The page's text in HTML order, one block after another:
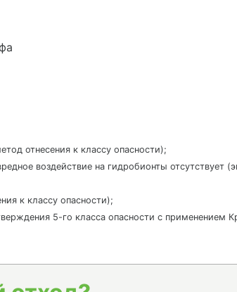
отнесения к классу опасности);
воздействие на гидробионты отсутствует
к классу опасности);
5-го класса опасности с применением